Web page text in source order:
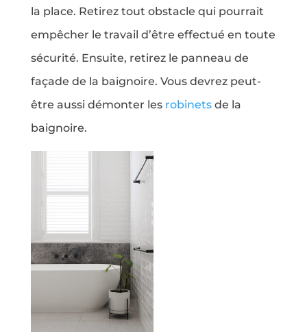
la place. Retirez tout obstacle qui pourrait
empêcher le travail d’être effectué en toute
sécurité. Ensuite, retirez le panneau de
façade de la baignoire. Vous devrez peut-
être aussi démonter les robinetsde la
baignoire.